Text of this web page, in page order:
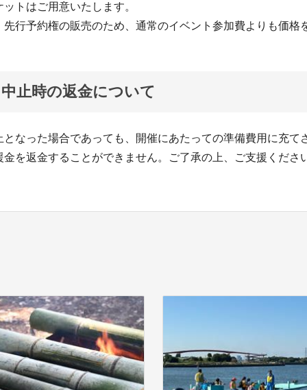
トはご用意いたします。
行予約権の販売のため、通常のイベント参加費よりも価格
止時の返金について
となった場合であっても、開催にあたっての準備費用に充て
金を返金することができません。ご了承の上、ご支援くださ